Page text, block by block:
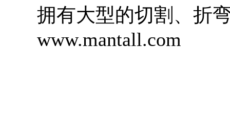
拥有大型的切割、折
www.mantall.com